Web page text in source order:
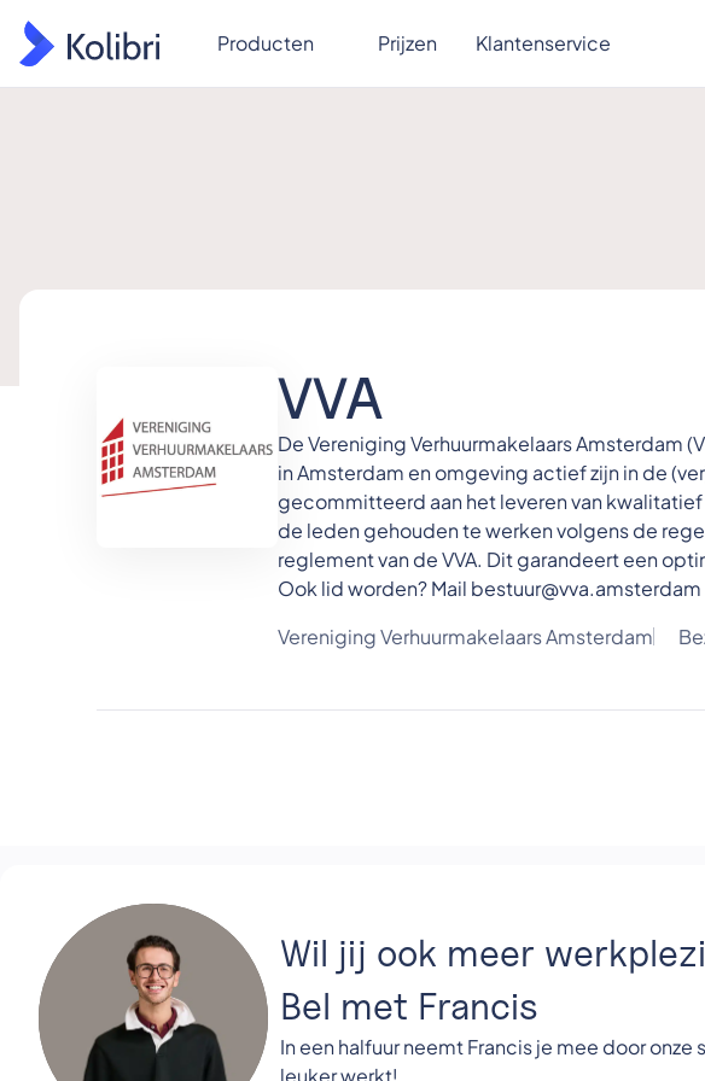
Producten Prijzen Klantenservice
VVA
De Vereniging Verhuurmakelaars Amsterdam
in Amsterdam en omgeving actief zijn in de
gecommitteerd aan het leveren van
de leden gehouden te werken volgens de
reglement van de VVA. Dit garandeert een
Ook lid worden? Mail bestuur@vva.amsterdam
Vereniging Verhuurmakelaars Amsterdam
Wil jij ook meer
Bel met Francis
In een halfuur neemt Francis je mee door